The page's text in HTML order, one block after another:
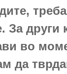
За други
во
да